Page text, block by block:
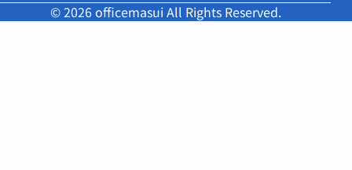
© 2026 officemasui All Rights Reserved.